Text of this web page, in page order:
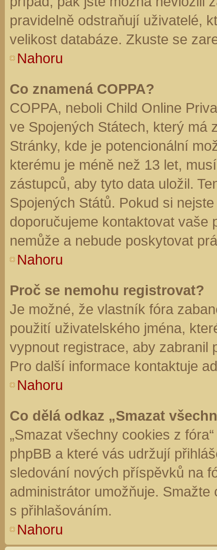
pravidelně odstraňují uživatelé,
velikost databáze. Zkuste se
Nahoru
Co znamená COPPA?
COPPA, neboli Child Online
ve Spojených Státech, který má
Stránky, kde je potencionální
kterému je méně než 13 let,
zástupců, aby tyto data uložil.
Spojených Států. Pokud si
doporučujeme kontaktovat vaše
nemůže a nebude poskytovat
Nahoru
Proč se nemohu registrovat?
Je možné, že vlastník fóra
použití uživatelského jména,
vypnout registrace, aby zabranil
Pro další informace kontaktuje
Nahoru
Co dělá odkaz „Smazat
„Smazat všechny cookies z
phpBB a které vás udržují
sledování nových příspěvků na
administrátor umožňuje.
s přihlašováním.
Nahoru